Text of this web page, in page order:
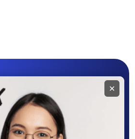
техника
✕